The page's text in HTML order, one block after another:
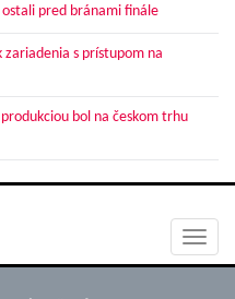
pred bránami finále
zariadenia s prístupom na
bol na českom trhu